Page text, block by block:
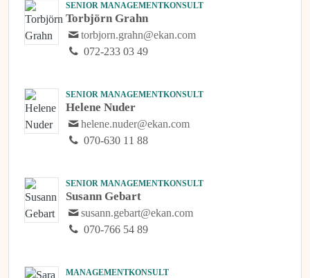
SENIOR MANAGEMENTKONSULT
Torbjörn Grahn
torbjorn.grahn@ekan.com
072-233 03 49
SENIOR MANAGEMENTKONSULT
Helene Nuder
helene.nuder@ekan.com
070-630 11 88
SENIOR MANAGEMENTKONSULT
Susann Gebart
susann.gebart@ekan.com
070-766 54 89
MANAGEMENTKONSULT